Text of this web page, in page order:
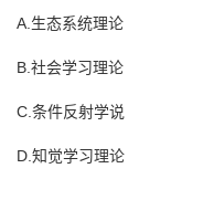
A.生态系统理论
B.社会学习理论
C.条件反射学说
D.知觉学习理论